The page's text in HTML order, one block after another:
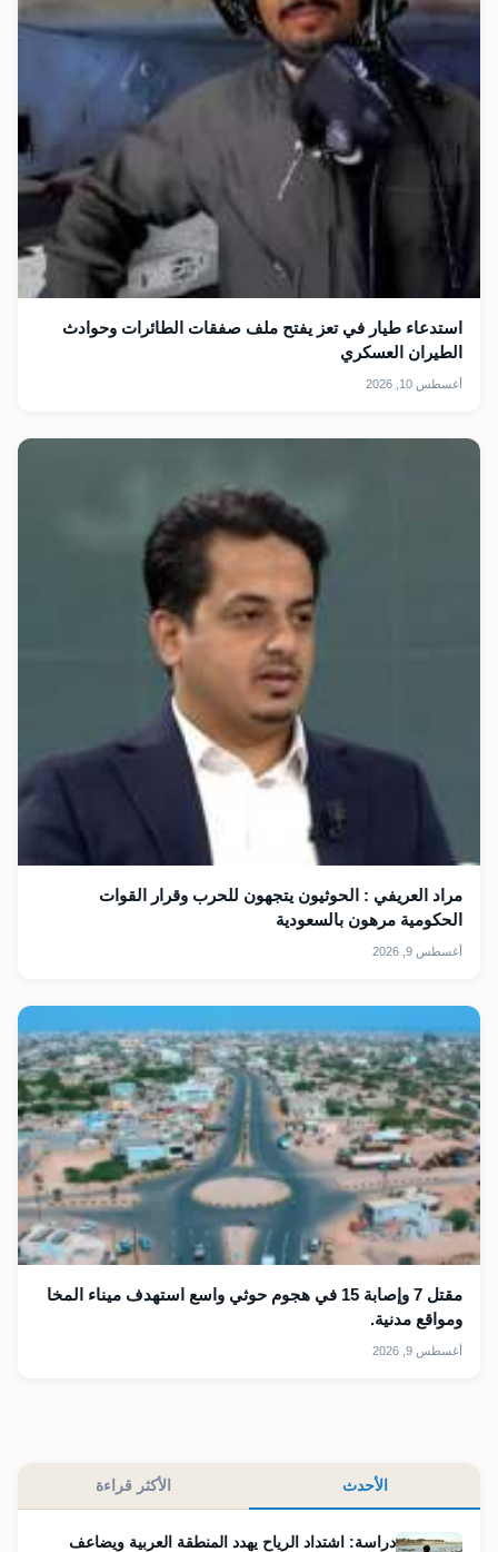
استدعاء طيار في تعز يفتح ملف صفقات الطائرات وحوادث
الطيران العسكري
أغسطس 10, 2026
مراد العريفي : الحوثيون يتجهون للحرب وقرار القوات
الحكومية مرهون بالسعودية
أغسطس 9, 2026
مقتل 7 وإصابة 15 في هجوم حوثي واسع استهدف ميناء المخا
ومواقع مدنية.
أغسطس 9, 2026
الأحدث الأكثر قراءة
دراسة: اشتداد الرياح يهدد المنطقة العربية ويضاعف